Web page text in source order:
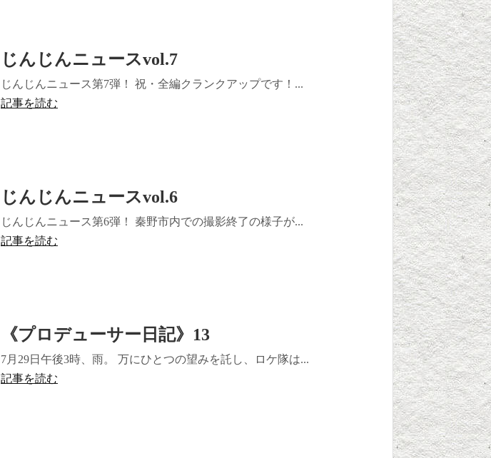
じんじんニュースvol.7
じんじんニュース第7弾！ 祝・全編クランクアップです！...
記事を読む
じんじんニュースvol.6
じんじんニュース第6弾！ 秦野市内での撮影終了の様子が...
記事を読む
《プロデューサー日記》13
7月29日午後3時、雨。 万にひとつの望みを託し、ロケ隊は...
記事を読む